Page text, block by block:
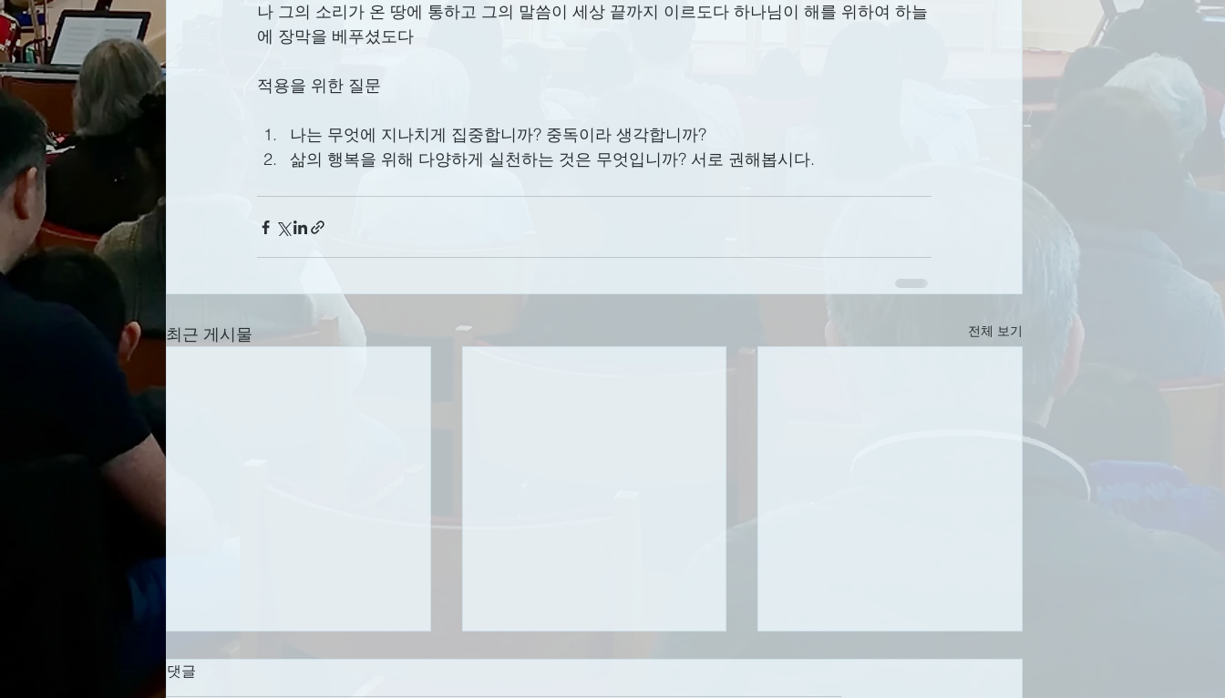
나 그의 소리가 온 땅에 통하고 그의 말씀이 세상 끝까지 이르도다 하나님이 해를 위하여 하늘
에 장막을 베푸셨도다
적용을 위한 질문
나는 무엇에 지나치게 집중합니까? 중독이라 생각합니까?
삶의 행복을 위해 다양하게 실천하는 것은 무엇입니까? 서로 권해봅시다.
최근 게시물 전체 보기
세례를 미루지 않기 복음적인 삶의 축복
하나님의 마음을 읽다 9 :
댓글